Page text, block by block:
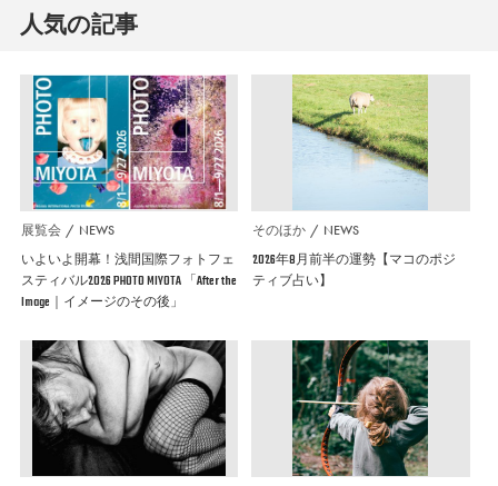
人気の記事
展覧会 NEWS
いよいよ開幕！浅間国際フォトフェ
スティバル2026 PHOTO MIYOTA 「After the
Image｜イメージのその後」
そのほか NEWS
2026年8月前半の運勢【マコのポジ
ティブ占い】